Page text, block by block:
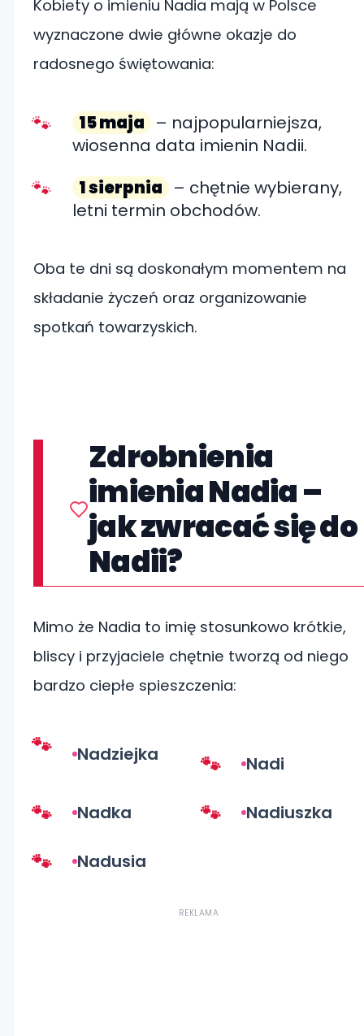
Kobiety o imieniu Nadia mają w Polsce
wyznaczone dwie główne okazje do
radosnego świętowania:
15 maja – najpopularniejsza,
wiosenna data imienin Nadii.
1 sierpnia – chętnie wybierany,
letni termin obchodów.
Oba te dni są doskonałym momentem na
składanie życzeń oraz organizowanie
spotkań towarzyskich.
Zdrobnienia
imienia Nadia –
jak zwracać się do
Nadii?
Mimo że Nadia to imię stosunkowo krótkie,
bliscy i przyjaciele chętnie tworzą od niego
bardzo ciepłe spieszczenia:
Nadziejka Nadi
Nadka Nadiuszka
Nadusia
REKLAMA